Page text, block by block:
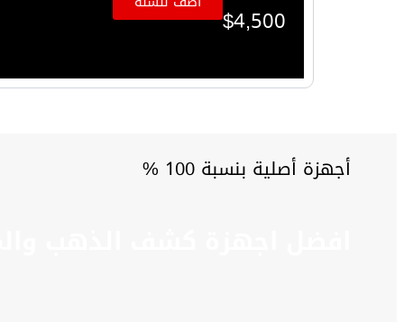
$4,500
أجهزة أصلية بنسبة 100 %